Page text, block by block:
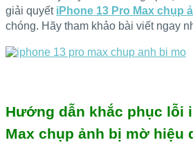
giải quyết iPhone 13 Pro Max chụp
chóng. Hãy tham khảo bài viết ngay
Hướng dẫn khắc phục lỗi
Max chụp ảnh bị mờ hiệu